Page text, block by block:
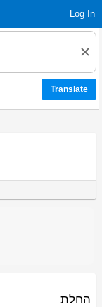
Log In
החלת